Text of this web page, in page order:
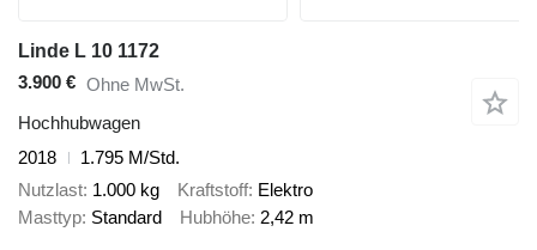
Linde L 10 1172
3.900 € Ohne MwSt.
Hochhubwagen
2018
1.795 M/Std.
Nutzlast 1.000 kg Kraftstoff Elektro
Masttyp Standard Hubhöhe 2,42 m